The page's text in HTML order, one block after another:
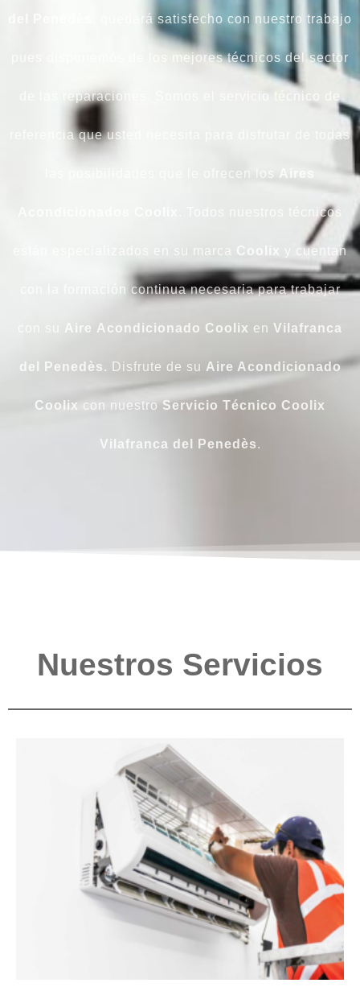
, quedará satisfecho con nuestro trabajo
pues disponemos de los mejores técnicos del sector
de las reparaciones. Somos el servicio técnico de
referencia que usted necesita para disfrutar de todas
las posibilidades que le ofrecen los Aires
. Todos nuestros técnicos
están especializados en su marca Coolix y cuentan
con la formación continua necesaria para trabajar
Aire Acondicionado Coolix en Vilafranca
del Penedès. Disfrute de su Aire Acondicionado
Coolix con nuestro Servicio Técnico Coolix
Vilafranca del Penedès.
Nuestros Servicios